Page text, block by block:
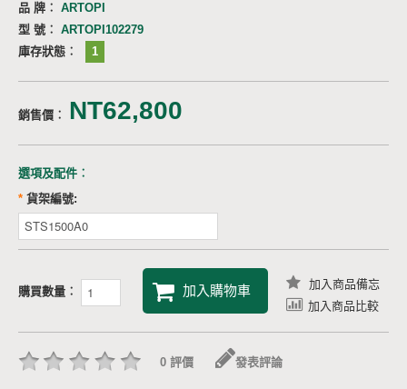
品 牌︰ ARTOPI
型 號︰ ARTOPI102279
庫存狀態︰
1
銷售價︰ NT62,800
選項及配件︰
* 貨架編號:
購買數量︰ 加入購物車
加入商品備忘
加入商品比較
0 評價 發表評論